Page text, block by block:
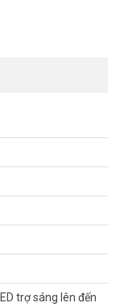
thân trụ
AS-PV-S3
Lux@F1.0, IR với độ
3DNR, Tự động cân
ngược sáng BLC.
biệt người và xe) :
trợ sáng lên đến